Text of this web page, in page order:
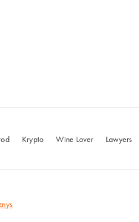
Krypto Wine Lover Lawyers